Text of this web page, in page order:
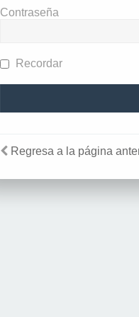
Contraseña
Recordar
Regresa a la página